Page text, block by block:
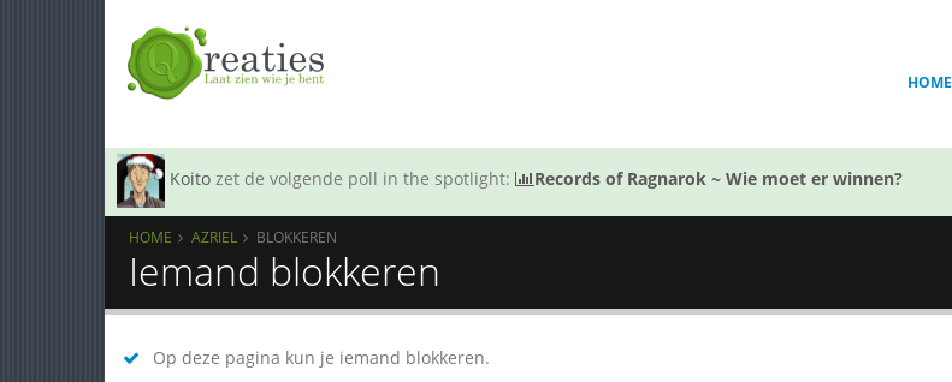
HOME
Koito zet de volgende poll in the spotlight: Records of Ragnarok ~ Wie moet er winnen?
HOME AZRIEL BLOKKEREN
Iemand blokkeren
Op deze pagina kun je iemand blokkeren.